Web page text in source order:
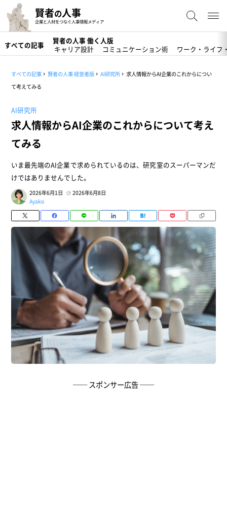
賢者の人事
企業と人材をつなぐ人事情報メディア
すべての記事
賢者の人事 働く人版
キャリア設計
コミュニケーション術 ワーク・ライフ
すべての記事 賢者の人事 経営者版 AI研究所
求人情報からAI企業のこれからについ
て考えてみる
AI研究所
求人情報からAI企業のこれからについて考え
てみる
いま最先端のAI企業で求められているのは、研究室のスーパーマンだ
けではありませんでした。
2026年6月1日
2026年6月8日
Ayako
── スポンサー広告 ──